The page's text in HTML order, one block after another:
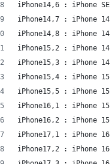
iPhone14,6 : iPhone SE
iPhone14,7 : iPhone 14
iPhone14,8 : iPhone 14
iPhone15,2 : iPhone 14
iPhone15,3 : iPhone 14
iPhone15,4 : iPhone 15
iPhone15,5 : iPhone 15
iPhone16,1 : iPhone 15
iPhone16,2 : iPhone 15
iPhone17,1 : iPhone 16
iPhone17,2 : iPhone 16